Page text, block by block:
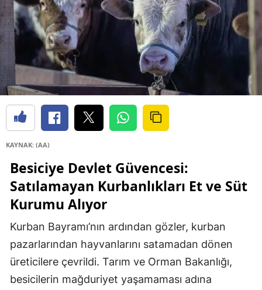
KAYNAK: (AA)
Besiciye Devlet Güvencesi:
Satılamayan Kurbanlıkları Et ve Süt
Kurumu Alıyor
Kurban Bayramı’nın ardından gözler, kurban
pazarlarından hayvanlarını satamadan dönen
üreticilere çevrildi. Tarım ve Orman Bakanlığı,
besicilerin mağduriyet yaşamaması adına